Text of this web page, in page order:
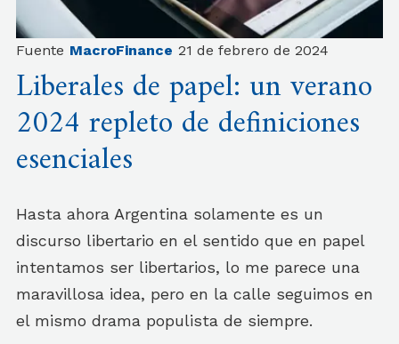
Fuente MacroFinance 21 de febrero de 2024
Liberales de papel: un verano
2024 repleto de definiciones
esenciales
Hasta ahora Argentina solamente es un
discurso libertario en el sentido que en papel
intentamos ser libertarios, lo me parece una
maravillosa idea, pero en la calle seguimos en
el mismo drama populista de siempre.